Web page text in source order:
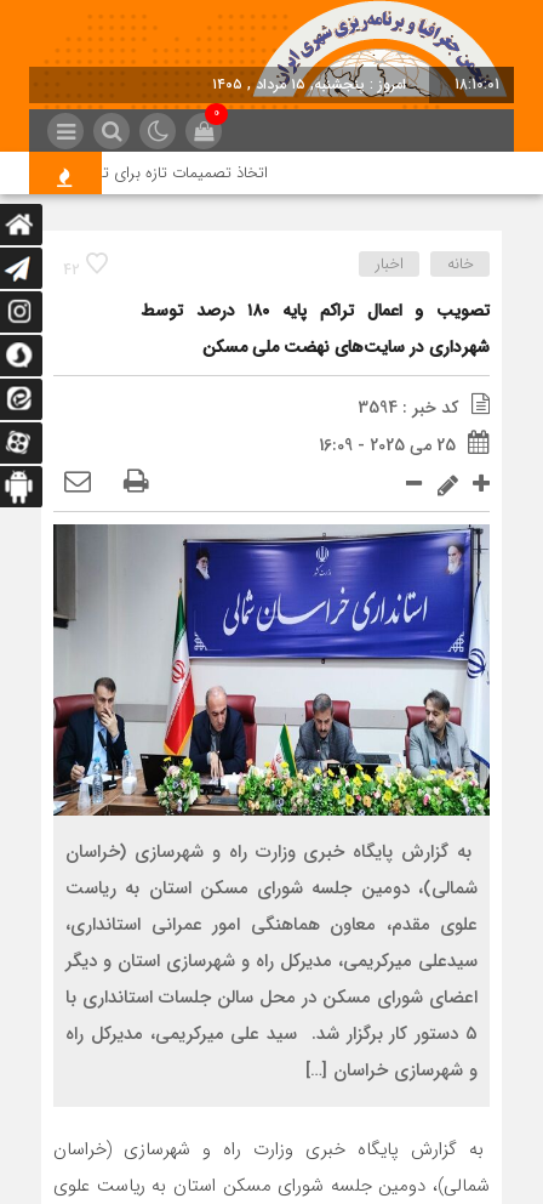
18:10:01 امروز : پنجشنبه, ۱۵ مرداد , ۱۴۰۵
0
اتخاذ تصمیمات تازه برای تسریع در روند
42 خانه اخبار
تصویب و اعمال تراکم پایه ۱۸۰ درصد توسط
شهرداری در سایت‌های نهضت ملی مسکن
کد خبر : 3594
25 می 2025 - 16:09
به گزارش پایگاه خبری وزارت راه و شهرسازی (خراسان
شمالی)، دومین جلسه شورای مسکن استان به ریاست
علوی مقدم، معاون هماهنگی امور عمرانی استانداری،
سیدعلی میرکریمی، مدیرکل راه و شهرسازی استان و دیگر
اعضای شورای مسکن در محل سالن جلسات استانداری با
۵ دستور کار برگزار شد. سید علی میرکریمی، مدیرکل راه
و شهرسازی خراسان […]
به گزارش پایگاه خبری وزارت راه و شهرسازی (خراسان
شمالی)، دومین جلسه شورای مسکن استان به ریاست علوی